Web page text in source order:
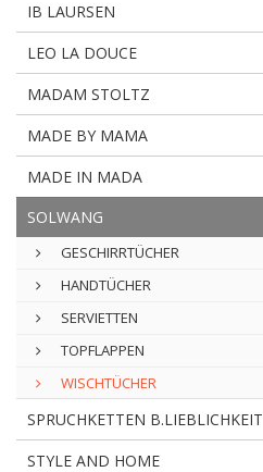
IB LAURSEN
LEO LA DOUCE
MADAM STOLTZ
MADE BY MAMA
MADE IN MADA
SOLWANG
GESCHIRRTÜCHER
HANDTÜCHER
SERVIETTEN
TOPFLAPPEN
WISCHTÜCHER
SPRUCHKETTEN B.LIEBLICHKEIT
STYLE AND HOME